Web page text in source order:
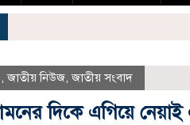
,জাতীয় নিউজ,জাতীয় সংবাদ
দিকে এগিয়ে